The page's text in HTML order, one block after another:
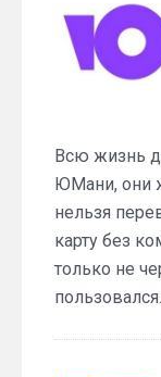
Всю жизнь
ЮМани, они
нельзя
карту без
только не
пользовался.